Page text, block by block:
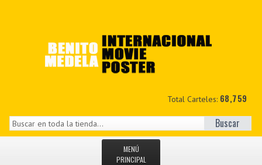
Total Carteles: 68,759
Buscar
MENÚ
PRINCIPAL